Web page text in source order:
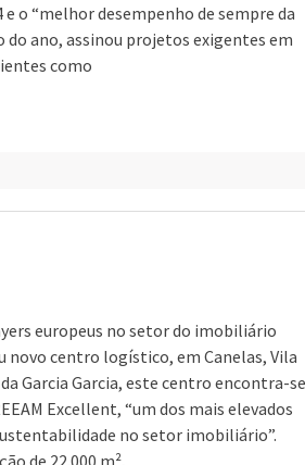
o “melhor desempenho de sempre da
ano, assinou projetos exigentes em
como
europeus no setor do imobiliário
novo centro logístico, em Canelas, Vila
Garcia Garcia, este centro encontra-se
Excellent, “um dos mais elevados
no setor imobiliário”.
de 22.000 m²,